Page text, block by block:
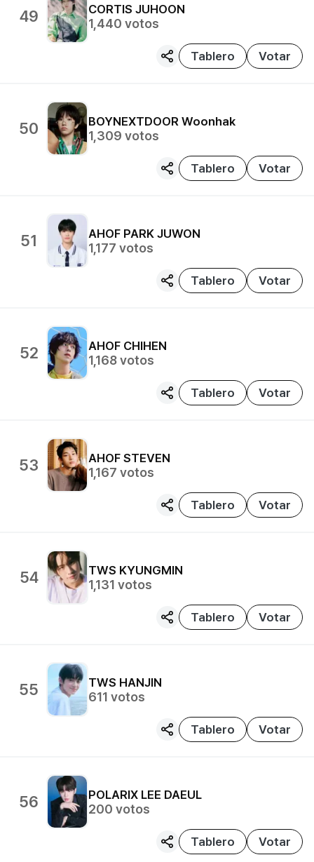
49 CORTIS JUHOON
1,440 votos
Tablero Votar
50 BOYNEXTDOOR Woonhak
1,309 votos
Tablero Votar
51 AHOF PARK JUWON
1,177 votos
Tablero Votar
52 AHOF CHIHEN
1,168votos
Tablero Votar
53 AHOF STEVEN
1,167 votos
Tablero Votar
54 TWS KYUNGMIN
1,131 votos
Tablero Votar
55 TWS HANJIN
611 votos
Tablero Votar
56 POLARIX LEE DAEUL
200 votos
Tablero Votar